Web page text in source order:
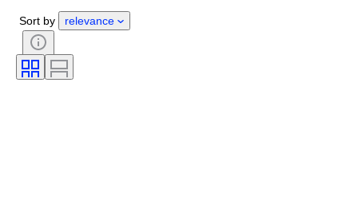
付属品
時代
テスト済み動作品
Sort by relevance